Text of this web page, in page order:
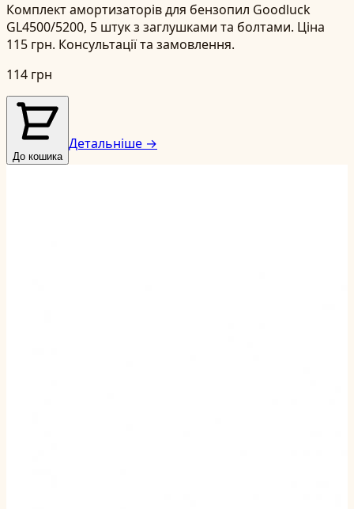
Комплект амортизаторів для бензопил Goodluck
GL4500/5200, 5 штук з заглушками та болтами. Ціна
115 грн. Консультації та замовлення.
114 грн
До кошика
Детальніше →